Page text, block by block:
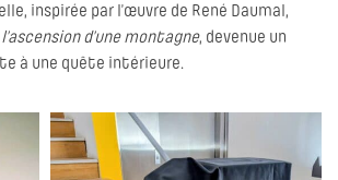
inspirée par l’œuvre de René Daumal,
d’une montagne, devenue un
à une quête intérieure.